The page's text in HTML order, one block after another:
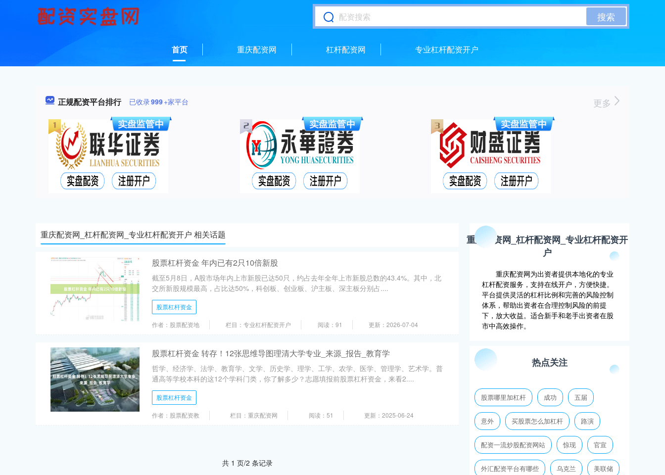
搜索
首页 重庆配资网 杠杆配资网 专业杠杆配资开户
正规配资平台排行 已收录999+家平台 更多
重庆配资网_杠杆配资网_专业杠杆配资开户 相关话题
股票杠杆资金 年内已有2只10倍新股
截至5月8日，A股市场年内上市新股已达50只，约占去年全年上市新股总数的43.4%。其中，北
交所新股规模最高，占比达50%，科创板、创业板、沪主板、深主板分别占....
股票杠杆资金
作者：股票配资地 栏目：专业杠杆配资开户 阅读：91 更新：2026-07-04
股票杠杆资金 转存！12张思维导图理清大学专业_来源_报告_教育学
哲学、经济学、法学、教育学、文学、历史学、理学、工学、农学、医学、管理学、艺术学。普
通高等学校本科的这12个学科门类，你了解多少？志愿填报前股票杠杆资金，来看2....
股票杠杆资金
作者：股票配资教 栏目：重庆配资网 阅读：51 更新：2025-06-24
共 1 页/2 条记录
重庆配资网_杠杆配资网_专业杠杆配资开
户
重庆配资网为出资者提供本地化的专业
杠杆配资服务，支持在线开户，方便快捷。
平台提供灵活的杠杆比例和完善的风险控制
体系，帮助出资者在合理控制风险的前提
下，放大收益。适合新手和老手出资者在股
市中高效操作。
热点关注
股票哪里加杠杆 成功 五届
意外 买股票怎么加杠杆 路演
配资一流炒股配资网站 惊现 官宣
外汇配资平台有哪些 乌克兰 美联储